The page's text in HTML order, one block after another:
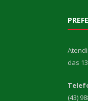
das
(43)